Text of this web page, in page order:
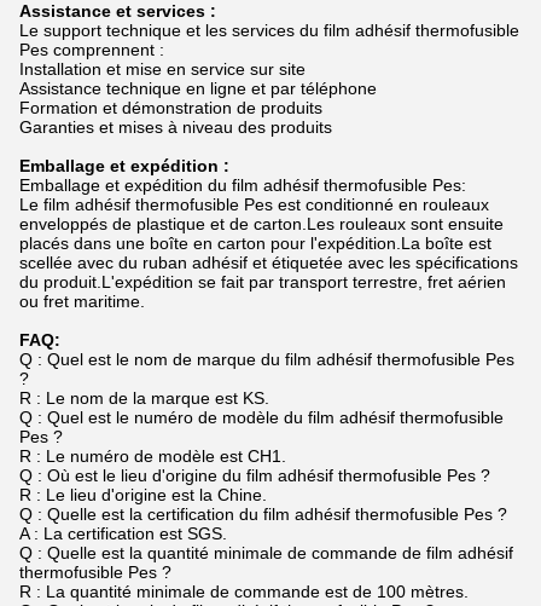
Assistance et services :
Le support technique et les services du film adhésif thermofusible
Pes comprennent :
Installation et mise en service sur site
Assistance technique en ligne et par téléphone
Formation et démonstration de produits
Garanties et mises à niveau des produits
Emballage et expédition :
Emballage et expédition du film adhésif thermofusible Pes:
Le film adhésif thermofusible Pes est conditionné en rouleaux
enveloppés de plastique et de carton.Les rouleaux sont ensuite
placés dans une boîte en carton pour l'expédition.La boîte est
scellée avec du ruban adhésif et étiquetée avec les spécifications
du produit.L'expédition se fait par transport terrestre, fret aérien
ou fret maritime.
FAQ:
Q : Quel est le nom de marque du film adhésif thermofusible Pes
?
R : Le nom de la marque est KS.
Q : Quel est le numéro de modèle du film adhésif thermofusible
Pes ?
R : Le numéro de modèle est CH1.
Q : Où est le lieu d'origine du film adhésif thermofusible Pes ?
R : Le lieu d'origine est la Chine.
Q : Quelle est la certification du film adhésif thermofusible Pes ?
A : La certification est SGS.
Q : Quelle est la quantité minimale de commande de film adhésif
thermofusible Pes ?
R : La quantité minimale de commande est de 100 mètres.